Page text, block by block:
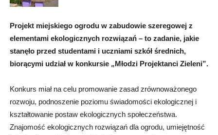
Projekt miejskiego ogrodu w zabudowie szeregowej z
elementami ekologicznych rozwiązań – to zadanie, jakie
stanęło przed studentami i uczniami szkół średnich,
biorącymi udział w konkursie „Młodzi Projektanci Zieleni”.
Konkurs miał na celu promowanie zasad zrównoważonego
rozwoju, podnoszenie poziomu świadomości ekologicznej i
kształtowanie postaw ekologicznych społeczeństwa.
Znajomość ekologicznych rozwiązań dla ogrodu, umiejętność